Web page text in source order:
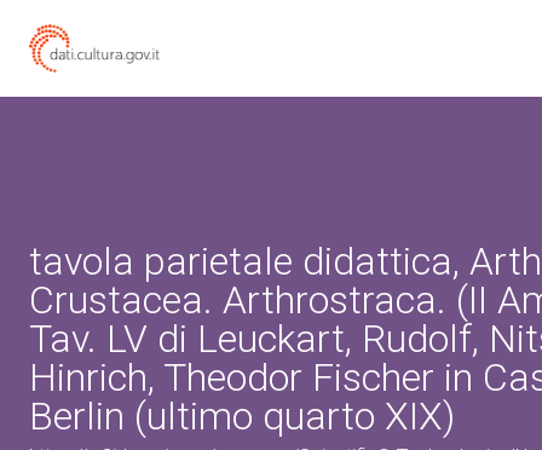
tavola parietale didattica,
Crustacea. Arthrostraca. (II
Tav. LV di Leuckart, Rudolf,
Hinrich, Theodor Fischer in
Berlin (ultimo quarto XIX)